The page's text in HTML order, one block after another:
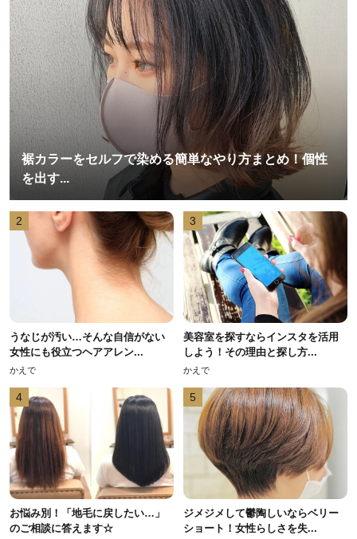
裾カラーをセルフで染める簡単なやり方まとめ！個性
を出す...
2
うなじが汚い…そんな自信がない
女性にも役立つヘアアレン...
かえで
3
美容室を探すならインスタを活用
しよう！その理由と探し方...
かえで
4
お悩み別！「地毛に戻したい…」
のご相談に答えます☆
5
ジメジメして鬱陶しいならベリー
ショート！女性らしさを失...